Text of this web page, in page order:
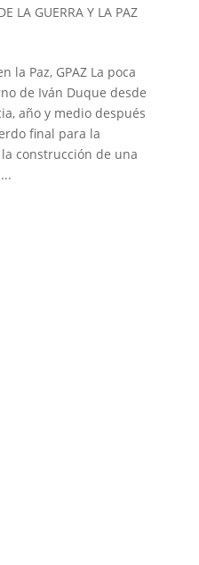
LA GUERRA Y LA PAZ
la Paz, GPAZ La poca
de Iván Duque desde
año y medio después
final para la
construcción de una